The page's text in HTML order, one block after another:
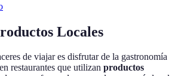
Locales
de viajar es disfrutar de la gastronomía
restaurantes que utilizan productos